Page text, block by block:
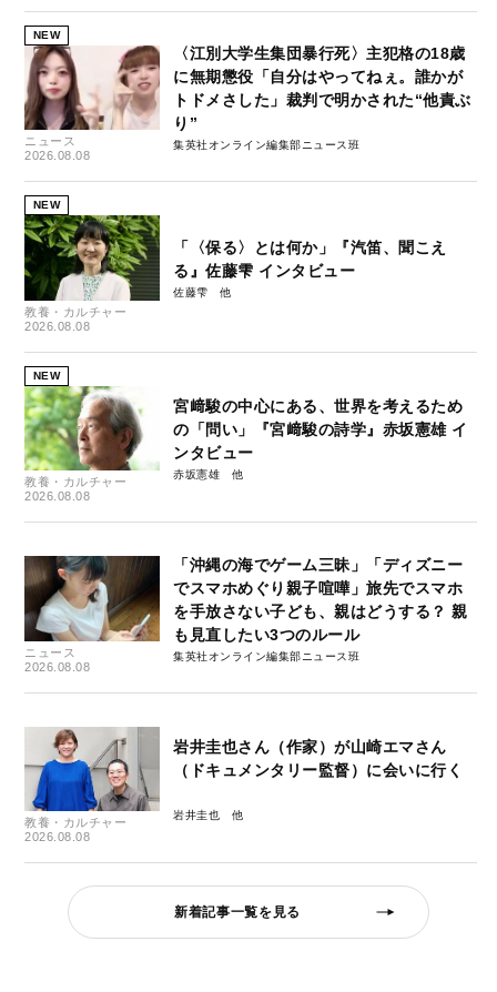
NEW
ニュース
2026.08.08
〈江別大学生集団暴行死〉主犯格の18歳
に無期懲役「自分はやってねぇ。誰かが
トドメさした」裁判で明かされた“他責ぶ
り”
集英社オンライン編集部ニュース班
NEW
教養・カルチャー
2026.08.08
「〈保る〉とは何か」『汽笛、聞こえ
る』佐藤雫 インタビュー
佐藤雫
NEW
教養・カルチャー
2026.08.08
宮﨑駿の中心にある、世界を考えるため
の「問い」『宮﨑駿の詩学』赤坂憲雄 イ
ンタビュー
赤坂憲雄
ニュース
2026.08.08
「沖縄の海でゲーム三昧」「ディズニー
でスマホめぐり親子喧嘩」旅先でスマホ
を手放さない子ども、親はどうする？ 親
も見直したい3つのルール
集英社オンライン編集部ニュース班
教養・カルチャー
2026.08.08
岩井圭也さん（作家）が山崎エマさん
（ドキュメンタリー監督）に会いに行く
岩井圭也
新着記事一覧を見る